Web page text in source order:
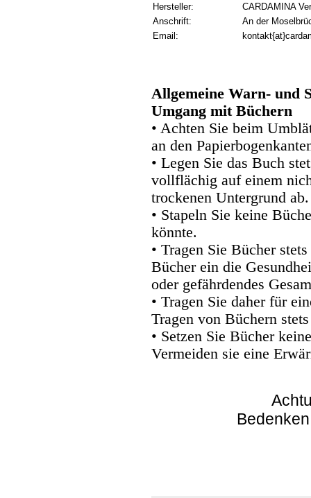
Hersteller:
CARDAMINA
Anschrift:
An der
Email:
Allgemeine Warn- und
Umgang mit Büchern
• Achten Sie beim
an den
• Legen Sie das Buch
vollflächig auf einem
trockenen Untergrund ab.
• Stapeln Sie keine
könnte.
• Tragen Sie Bücher
Bücher ein die
oder gefährdendes
• Tragen Sie daher für
Tragen von Büchern
• Setzen Sie Bücher
Vermeiden sie eine